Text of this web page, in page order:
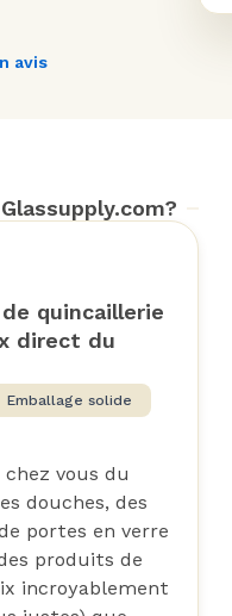
avis
quincaillerie
direct du
Emballage solide
vous du
douches, des
portes en verre
produits de
incroyablement